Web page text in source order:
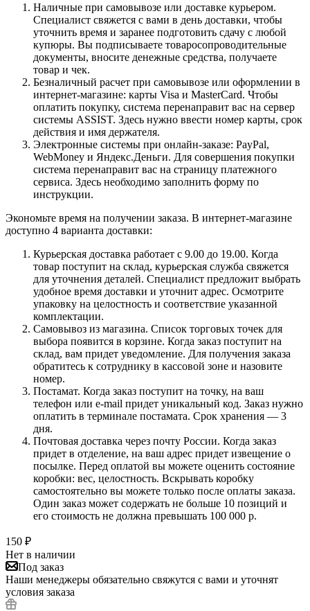
Наличные при самовывозе или доставке курьером.
Специалист свяжется с вами в день доставки, чтобы
уточнить время и заранее подготовить сдачу с любой
купюры. Вы подписываете товаросопроводительные
документы, вносите денежные средства, получаете
товар и чек.
Безналичный расчет при самовывозе или оформлении в
интернет-магазине: карты Visa и MasterCard. Чтобы
оплатить покупку, система перенаправит вас на сервер
системы ASSIST. Здесь нужно ввести номер карты, срок
действия и имя держателя.
Электронные системы при онлайн-заказе: PayPal,
WebMoney и Яндекс.Деньги. Для совершения покупки
система перенаправит вас на страницу платежного
сервиса. Здесь необходимо заполнить форму по
инструкции.
Экономьте время на получении заказа. В интернет-магазине
доступно 4 варианта доставки:
Курьерская доставка работает с 9.00 до 19.00. Когда
товар поступит на склад, курьерская служба свяжется
для уточнения деталей. Специалист предложит выбрать
удобное время доставки и уточнит адрес. Осмотрите
упаковку на целостность и соответствие указанной
комплектации.
Самовывоз из магазина. Список торговых точек для
выбора появится в корзине. Когда заказ поступит на
склад, вам придет уведомление. Для получения заказа
обратитесь к сотруднику в кассовой зоне и назовите
номер.
Постамат. Когда заказ поступит на точку, на ваш
телефон или e-mail придет уникальный код. Заказ нужно
оплатить в терминале постамата. Срок хранения — 3
дня.
Почтовая доставка через почту России. Когда заказ
придет в отделение, на ваш адрес придет извещение о
посылке. Перед оплатой вы можете оценить состояние
коробки: вес, целостность. Вскрывать коробку
самостоятельно вы можете только после оплаты заказа.
Один заказ может содержать не больше 10 позиций и
его стоимость не должна превышать 100 000 р.
150 ₽
Нет в наличии
Под заказ
Наши менеджеры обязательно свяжутся с вами и уточнят
условия заказа